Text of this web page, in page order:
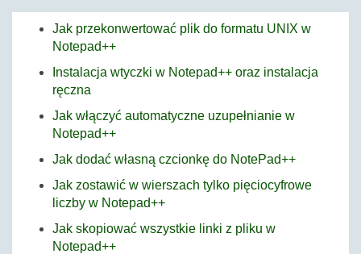
Jak przekonwertować plik do formatu UNIX w
Notepad++
Instalacja wtyczki w Notepad++ oraz instalacja
ręczna
Jak włączyć automatyczne uzupełnianie w
Notepad++
Jak dodać własną czcionkę do NotePad++
Jak zostawić w wierszach tylko pięciocyfrowe
liczby w Notepad++
Jak skopiować wszystkie linki z pliku w
Notepad++